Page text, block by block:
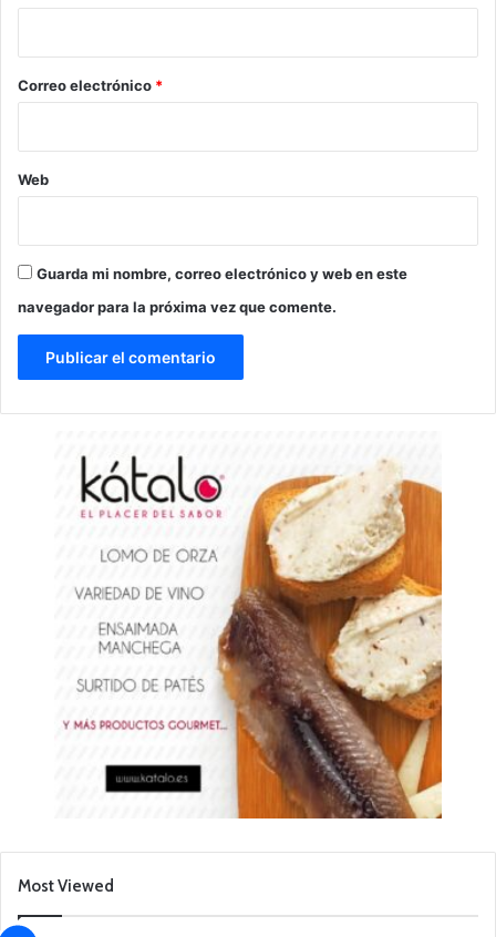
*
Correo electrónico *
Web
Guarda mi nombre, correo electrónico y web en este
navegador para la próxima vez que comente.
Most Viewed